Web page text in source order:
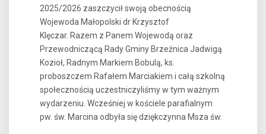
2025/2026 zaszczycił swoją obecnością
Wojewoda Małopolski dr Krzysztof
Klęczar. Razem z Panem Wojewodą oraz
Przewodniczącą Rady Gminy Brzeźnica Jadwigą
Kozioł, Radnym Markiem Bobulą, ks.
proboszczem Rafałem Marciakiem i całą szkolną
społecznością uczestniczyliśmy w tym ważnym
wydarzeniu. Wcześniej w kościele parafialnym
pw. św. Marcina odbyła się dziękczynna Msza św.